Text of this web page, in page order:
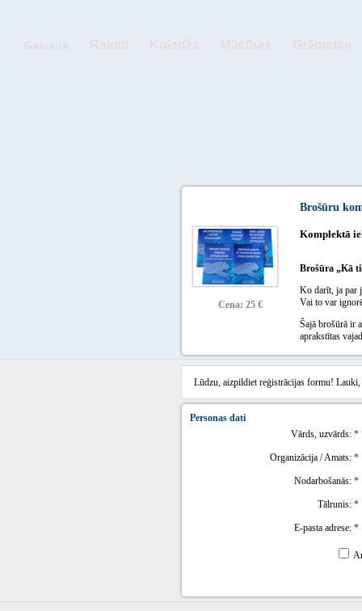
Galvenā Raksti Koledža Mācības Grāmatas
Cena: 25 €
Brošūru
Komplektā
Brošūra „Kā
Ko darīt, ja par
Vai to var
Šajā brošūrā ir
aprakstītas
Lūdzu, aizpildiet reģistrācijas formu!
Personas dati
Vārds, uzvārds: *
Organizācija / Amats: *
Nodarbošanās: *
Tālrunis: *
E-pasta adrese: *